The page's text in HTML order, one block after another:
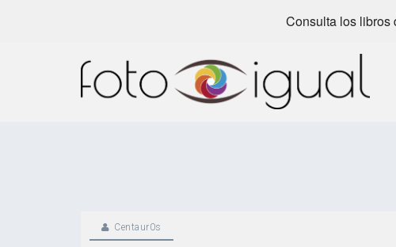
Consulta los libros
Centaur0s